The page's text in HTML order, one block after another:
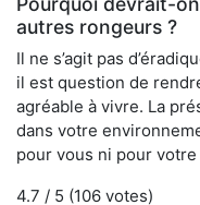
autres rongeurs ?
Il ne s’agit pas
il est question de
agréable à vivre. La
dans votre
pour vous ni pour votre
4.7 / 5 (106 votes)